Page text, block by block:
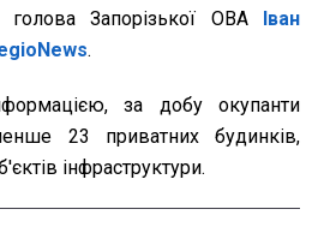
Запорізької ОВА Іван
.
за добу окупанти
23 приватних будинків,
інфраструктури.